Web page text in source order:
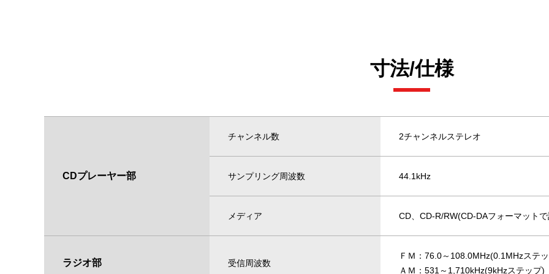
寸法/仕様
CDプレーヤー部
チャンネル数 2チャンネルステレオ
サンプリング周波数 44.1kHz
メディア CD、CD-R/RW(CD-DAフォーマット
ラジオ部 受信周波数
ＦＭ：76.0～108.0MHz(0.1MHzステ
ＡＭ：531～1,710kHz(9kHzステップ)